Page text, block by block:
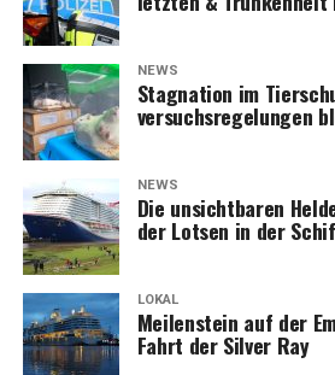
NEWS
Sta­gna­ti­on im
ver­suchs­re­ge­lun­gen
NEWS
Die unsicht­ba­ren
der Lot­sen in der
LOKAL
Mei­len­stein auf der
Fahrt der Sil­ver Ray